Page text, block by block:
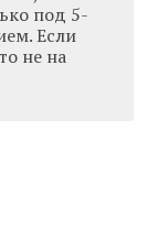
под 5-
Если
не на